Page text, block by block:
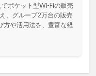
ポケット型Wi-Fiの販売
、グループ2万台の販売
方や活用法を、豊富な経